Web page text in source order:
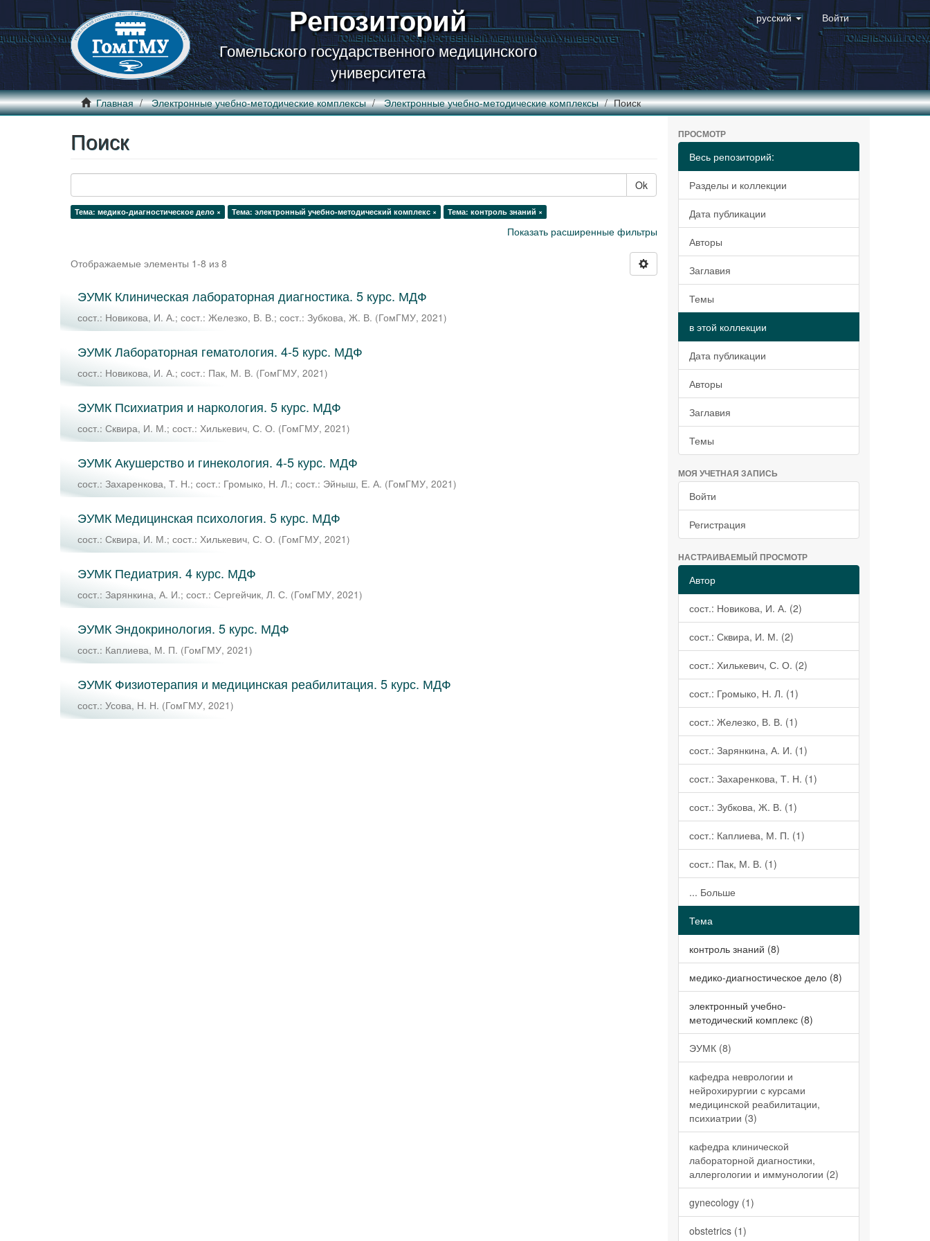
Репозиторий
Гомельского государственного медицинского
университета
русский Войти
Главная Электронные учебно-методические комплексы Электронные учебно-методические комплексы Поиск
Поиск
Ok
Тема: медико-диагностическое дело × Тема: электронный учебно-методический комплекс × Тема: контроль знаний ×
Показать расширенные фильтры
Отображаемые элементы 1-8 из 8
ЭУМК Клиническая лабораторная диагностика. 5 курс. МДФ
сост.: Новикова, И. А.; сост.: Железко, В. В.; сост.: Зубкова, Ж. В. (ГомГМУ, 2021)
ЭУМК Лабораторная гематология. 4-5 курс. МДФ
сост.: Новикова, И. А.; сост.: Пак, М. В. (ГомГМУ, 2021)
ЭУМК Психиатрия и наркология. 5 курс. МДФ
сост.: Сквира, И. М.; сост.: Хилькевич, С. О. (ГомГМУ, 2021)
ЭУМК Акушерство и гинекология. 4-5 курс. МДФ
сост.: Захаренкова, Т. Н.; сост.: Громыко, Н. Л.; сост.: Эйныш, Е. А. (ГомГМУ, 2021)
ЭУМК Медицинская психология. 5 курс. МДФ
сост.: Сквира, И. М.; сост.: Хилькевич, С. О. (ГомГМУ, 2021)
ЭУМК Педиатрия. 4 курс. МДФ
сост.: Зарянкина, А. И.; сост.: Сергейчик, Л. С. (ГомГМУ, 2021)
ЭУМК Эндокринология. 5 курс. МДФ
сост.: Каплиева, М. П. (ГомГМУ, 2021)
ЭУМК Физиотерапия и медицинская реабилитация. 5 курс. МДФ
сост.: Усова, Н. Н. (ГомГМУ, 2021)
ПРОСМОТР
Весь репозиторий:
Разделы и коллекции
Дата публикации
Авторы
Заглавия
Темы
в этой коллекции
Дата публикации
Авторы
Заглавия
Темы
МОЯ УЧЕТНАЯ ЗАПИСЬ
Войти
Регистрация
НАСТРАИВАЕМЫЙ ПРОСМОТР
Автор
сост.: Новикова, И. А. (2)
сост.: Сквира, И. М. (2)
сост.: Хилькевич, С. О. (2)
сост.: Громыко, Н. Л. (1)
сост.: Железко, В. В. (1)
сост.: Зарянкина, А. И. (1)
сост.: Захаренкова, Т. Н. (1)
сост.: Зубкова, Ж. В. (1)
сост.: Каплиева, М. П. (1)
сост.: Пак, М. В. (1)
... Больше
Тема
контроль знаний (8)
медико-диагностическое дело (8)
электронный учебно-
методический комплекс (8)
ЭУМК (8)
кафедра неврологии и
нейрохирургии с курсами
медицинской реабилитации,
психиатрии (3)
кафедра клинической
лабораторной диагностики,
аллергологии и иммунологии (2)
gynecology (1)
obstetrics (1)